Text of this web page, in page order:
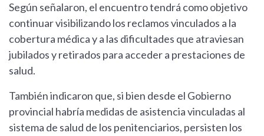
Según señalaron, el encuentro tendrá como objetivo
continuar visibilizando los reclamos vinculados a la
cobertura médica y a las dificultades que atraviesan
jubilados y retirados para acceder a prestaciones de
salud.
También indicaron que, si bien desde el Gobierno
provincial habría medidas de asistencia vinculadas al
sistema de salud de los penitenciarios, persisten los